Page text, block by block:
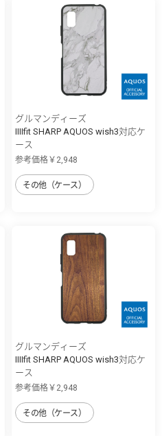
グルマンディーズ
IIIIfit SHARP AQUOS wish3対応ケ
ース
参考価格￥2,948
その他（ケース）
グルマンディーズ
IIIIfit SHARP AQUOS wish3対応ケ
ース
参考価格￥2,948
その他（ケース）